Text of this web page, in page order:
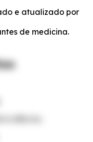
e atualizado por
de medicina.
a olho nu.